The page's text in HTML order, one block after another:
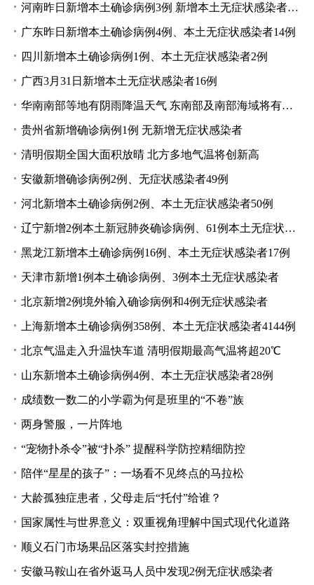
河南昨日新增本土确诊病例3例 新增本土无症状感染者17例
广东昨日新增本土确诊病例4例、本土无症状感染者14例
四川新增本土确诊病例1例、本土无症状感染者2例
广西3月31日新增本土无症状感染者16例
华南南部等地有阴雨降温天气 东南部及南部海域将有大风
贵州省新增确诊病例1例 无新增无症状感染者
清明假期全国大面积放晴 北方多地气温将创新高
安徽新增确诊病例2例、无症状感染者49例
河北新增本土确诊病例2例、本土无症状感染者50例
辽宁新增2例本土新冠肺炎确诊病例、61例本土无症状感染者
黑龙江新增本土确诊病例16例、本土无症状感染者17例
天津市新增1例本土确诊病例、3例本土无症状感染者
北京新增2例境外输入确诊病例和4例无症状感染者
上海新增本土确诊病例358例、本土无症状感染者4144例
北京气温走入升温快车道 清明假期最高气温将超20℃
山东新增本土确诊病例4例、本土无症状感染者28例
成绩数一数二的小学霸为何是班里的“不卷”族
两身警服，一片阵地
“宠物扑杀令”被“扑杀” 提醒科学防控精细防控
陪伴“星星的孩子”：一场看不见终点的马拉松
大龄孤独症患者，父母走后“托付”给谁？
国家属性与世界意义：双重视角理解中国式现代化道路
顺义石门市场果品区落实封控措施
安徽马鞍山在省外返马人员中发现2例无症状感染者